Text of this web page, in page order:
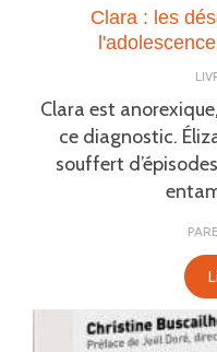
Clara : les
Clara est
ce diagnostic.
souffert